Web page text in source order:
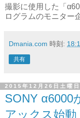
撮影に使用した「
ログラムのモニター
Dmania.com 時刻:
共有
2015年12月26日土曜日
SONY α6000
アックス始動